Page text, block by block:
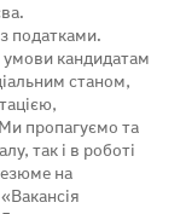
податками.
умови кандидатам
станом,
Ми пропагуємо та
так і в роботі
на